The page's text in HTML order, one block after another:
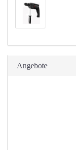
Angebote